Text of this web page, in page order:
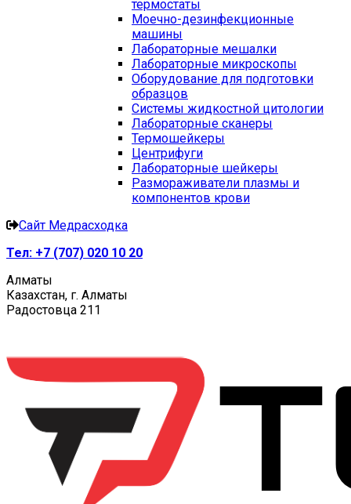
термостаты
Моечно-дезинфекционные
машины
Лабораторные мешалки
Лабораторные микроскопы
Оборудование для подготовки
образцов
Системы жидкостной цитологии
Лабораторные сканеры
Термошейкеры
Центрифуги
Лабораторные шейкеры
Размораживатели плазмы и
компонентов крови
Сайт Медрасходка
Тел: +7 (707) 020 10 20
Алматы
Казахстан, г. Алматы
Радостовца 211